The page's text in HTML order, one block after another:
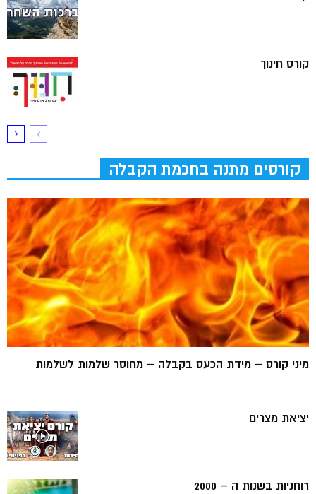
קורס חינוך
קורסים מתנה בחכמת הקבלה
מיני קורס – מידת הכעס בקבלה – מחוסר שלמות לשלמות
יציאת מצרים
רוחניות בשנות ה – 2000